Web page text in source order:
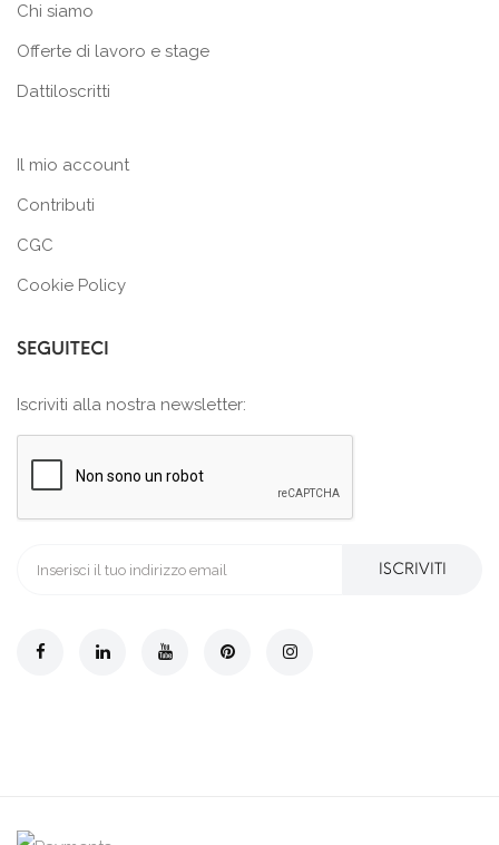
Chi siamo
Offerte di lavoro e stage
Dattiloscritti
Il mio account
Contributi
CGC
Cookie Policy
SEGUITECI
Iscriviti alla nostra newsletter:
ISCRIVITI